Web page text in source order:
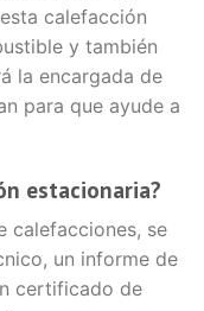
calefacción
y también
la encargada de
para que ayude a
estacionaria?
calefacciones, se
un informe de
certificado de